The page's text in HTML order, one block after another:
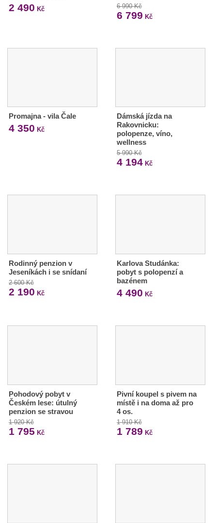
2 490 Kč 6 990 Kč
6 799 Kč
Promajna - vila Čale
4 350 Kč
Dámská jízda na
Rakovnicku:
polopenze, víno,
wellness
5 990 Kč
4 194Kč
Rodinný penzion v
Jeseníkách i se snídaní
2 600 Kč
2 190 Kč
Karlova Studánka:
pobyt s polopenzí a
bazénem
4 490 Kč
Pohodový pobyt v
Českém lese: útulný
penzion se stravou
1 920 Kč
1 795 Kč
Pivní koupel s pivem na
místě i na doma až pro
4 os.
1 910 Kč
1 789 Kč